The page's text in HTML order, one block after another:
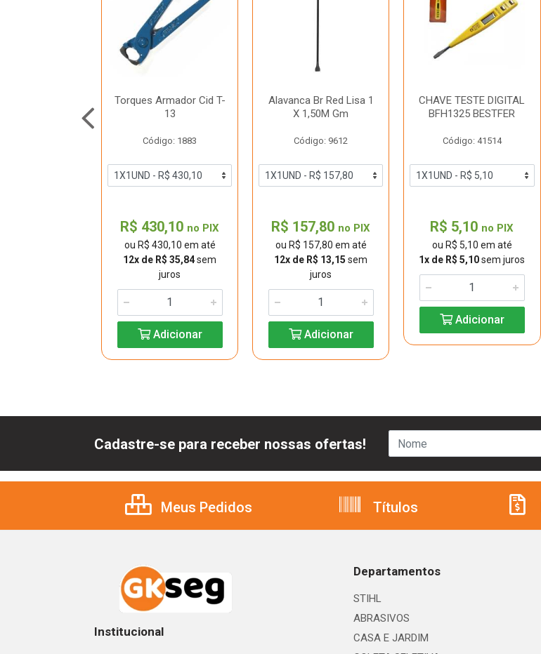
Torques Armador Cid T-
13
Código: 1883
R$ 430,10 no PIX
ou R$ 430,10 em até
12x de R$ 35,84sem
juros
Adicionar
Alavanca Br Red Lisa 1
X 1,50M Gm
Código: 9612
R$ 157,80 no PIX
ou R$ 157,80 em até
12x de R$ 13,15 sem
juros
Adicionar
CHAVE TESTE DIGITAL
BFH1325 BESTFER
Código: 41514
R$ 5,10 no PIX
ou R$ 5,10 em até
1x de R$ 5,10sem juros
Adicionar
Cadastre-se para receber nossas ofertas!
Meus Pedidos Títulos
Institucional
Departamentos
STIHL
ABRASIVOS
CASA E JARDIM